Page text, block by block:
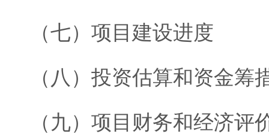
（七）项目建设进度
（八）投资估算和资金筹
（九）项目财务和经济评